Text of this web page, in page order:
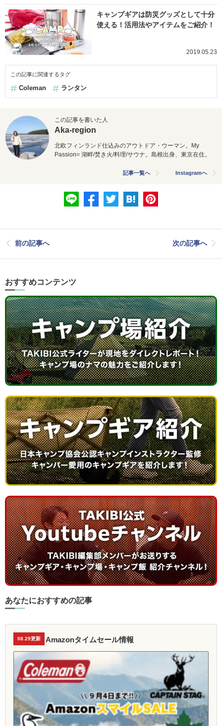
キャンプギアは防災グッズとして十分
使える！活用法やアイテムをご紹介！
2019.05.23
この記事に関連するタグ
Coleman ランタン
この記事を書いた人
Aka-region
北欧フィンランド仕込みのアウトドア・ウーマン。My
Passion= 湖畔/焚き火/料理/サウナ。島根出身、東京在住。
記事一覧へ Instagramへ
前の記事へ 次の記事へ
おすすめコンテンツ
あなたにおすすめの記事
08.29更新 Amazonタイムセール情報